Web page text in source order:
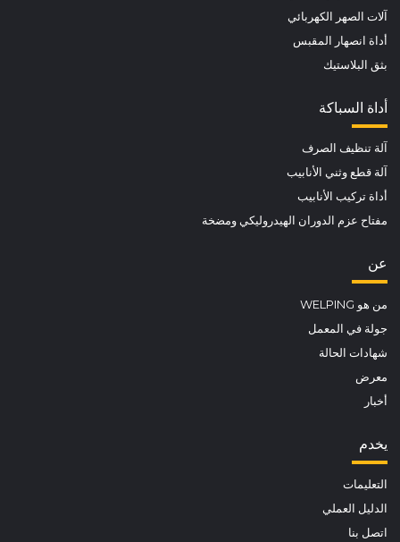
آلات الصهر الكهربائي
أداة انصهار المقبس
بثق البلاستيك
أداة السباكة
آلة تنظيف الصرف
آلة قطع وثني الأنابيب
أداة تركيب الأنابيب
مفتاح عزم الدوران الهيدروليكي ومضخة
عن
من هو WELPING
جولة في المعمل
شهادات الحالة
معرض
أخبار
يخدم
التعليمات
الدليل العملي
اتصل بنا